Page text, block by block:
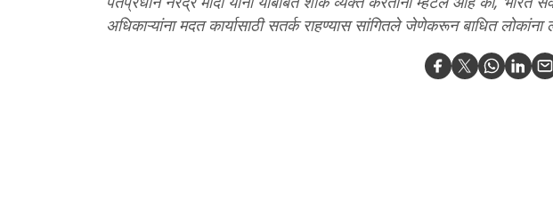
अधिकाऱ्यांना मदत कार्यासाठी सतर्क राहण्यास सांगितले जेणेकरून बाधित